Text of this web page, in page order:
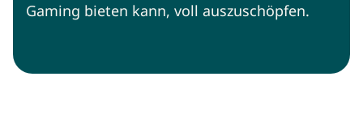
Gaming bieten kann, voll auszuschöpfen.